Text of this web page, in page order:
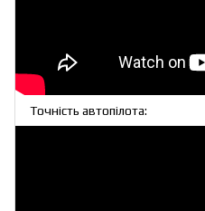
Точність автопілота: